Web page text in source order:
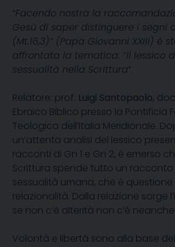
“Facendo nostra la
Gesù di saper distinguere i segni
(Mt.16,3)” (Papa Giovanni XXIII) è
affrontata la tematica: “Il lessico
sessualità nella Scrittura”.
Relatore: prof. Luigi Santopaolo,
Ebraico Biblico presso la Pontificia
Teologica dell’Italia Meridionale.
un’attenta analisi del lessico
racconti di Gn 1 e Gn 2, è emerso
Scrittura spende tutto un racconto
sessualità umana, che è questione
relazionalità. Dalla relazione sorge
se non c’è alterità non c’è
Volontà e libertà sono alla base